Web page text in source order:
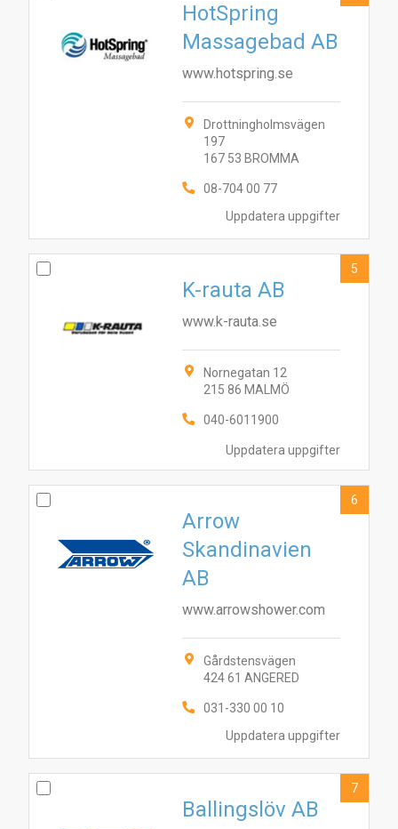
Uppdatera uppgifter
HotSpring
Massagebad AB
www.hotspring.se
Drottningholmsvägen
197
167 53 BROMMA
08-704 00 77
Uppdatera uppgifter
K-rauta AB
www.k-rauta.se
Nornegatan 12
215 86 MALMÖ
040-6011900
5
Uppdatera uppgifter
Arrow
Skandinavien
AB
www.arrowshower.com
Gårdstensvägen
424 61 ANGERED
031-330 00 10
6
Ballingslöv AB
7